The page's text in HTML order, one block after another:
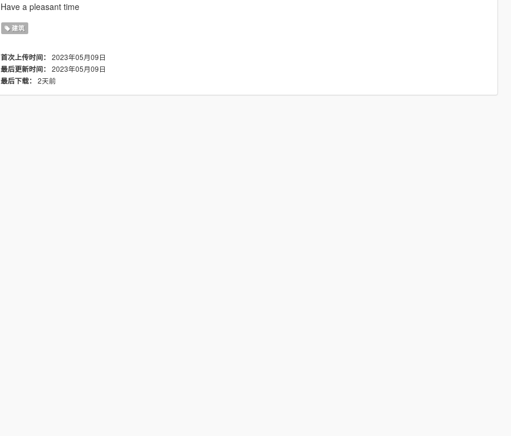
Have a pleasant time
建筑
首次上传时间： 2023年05月09日
最后更新时间： 2023年05月09日
最后下载： 2天前